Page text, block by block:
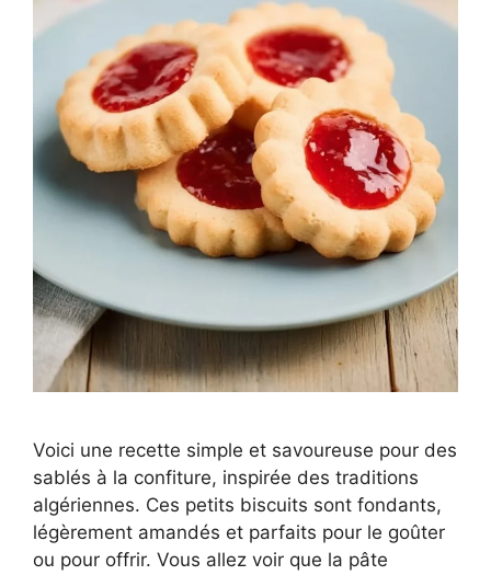
Voici une recette simple et savoureuse pour des
sablés à la confiture, inspirée des traditions
algériennes. Ces petits biscuits sont fondants,
légèrement amandés et parfaits pour le goûter
ou pour offrir. Vous allez voir que la pâte